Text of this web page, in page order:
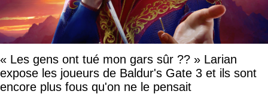
« Les gens ont tué mon gars sûr ?? » Larian
expose les joueurs de Baldur's Gate 3 et ils sont
encore plus fous qu'on ne le pensait